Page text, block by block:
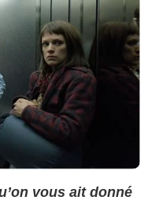
vous ait donné